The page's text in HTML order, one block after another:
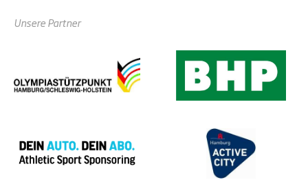
Unsere Partner